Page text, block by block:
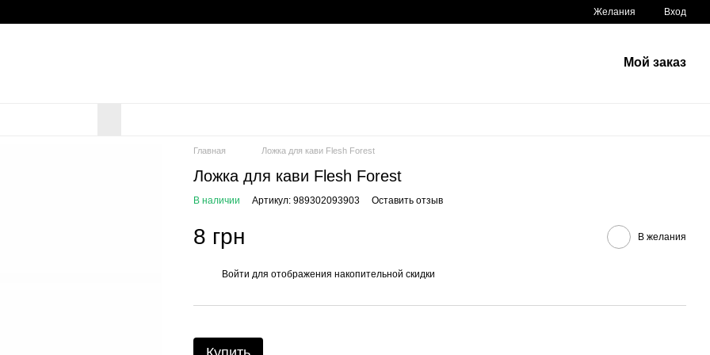
Желания Вход
Мой заказ
Главная Ложка для кави Flesh Forest
Ложка для кави Flesh Forest
В наличии Артикул: 989302093903 Оставить отзыв
8 грн В желания
Войти для отображения накопительной скидки